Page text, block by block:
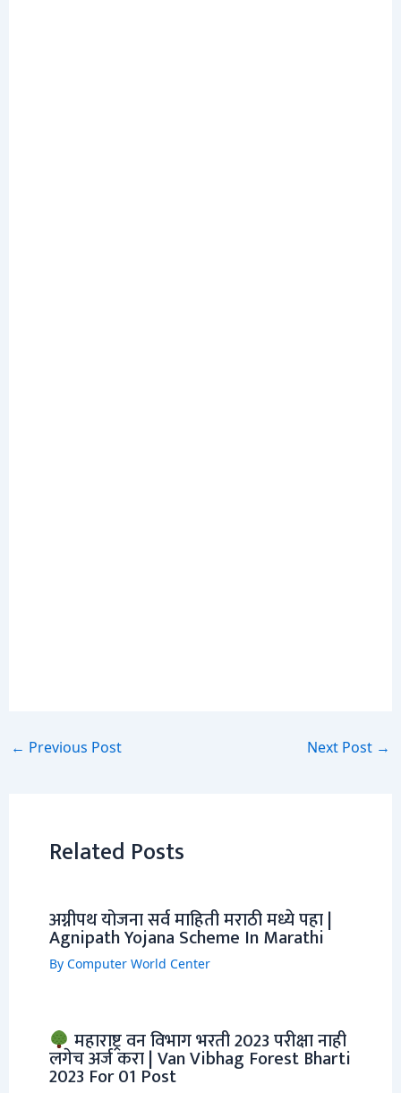
← Previous Post Next Post →
Related Posts
अग्नीपथ योजना सर्व माहिती मराठी मध्ये पहा |
Agnipath Yojana Scheme In Marathi
By Computer World Center
महाराष्ट्र वन विभाग भरती 2023 परीक्षा नाही
लगेच अर्ज करा | Van Vibhag Forest Bharti
2023 For 01 Post